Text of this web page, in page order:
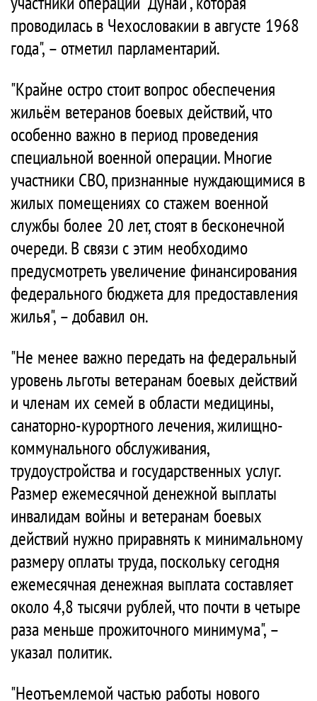
проводилась в Чехословакии в августе 1968
года", – отметил парламентарий.
"Крайне остро стоит вопрос обеспечения
жильём ветеранов боевых действий, что
особенно важно в период проведения
специальной военной операции. Многие
участники СВО, признанные нуждающимися в
жилых помещениях со стажем военной
службы более 20 лет, стоят в бесконечной
очереди. В связи с этим необходимо
предусмотреть увеличение финансирования
федерального бюджета для предоставления
жилья", – добавил он.
"Не менее важно передать на федеральный
уровень льготы ветеранам боевых действий
и членам их семей в области медицины,
санаторно-курортного лечения, жилищно-
коммунального обслуживания,
трудоустройства и государственных услуг.
Размер ежемесячной денежной выплаты
инвалидам войны и ветеранам боевых
действий нужно приравнять к минимальному
размеру оплаты труда, поскольку сегодня
ежемесячная денежная выплата составляет
около 4,8 тысячи рублей, что почти в четыре
раза меньше прожиточного минимума", –
указал политик.
"Неотъемлемой частью работы нового